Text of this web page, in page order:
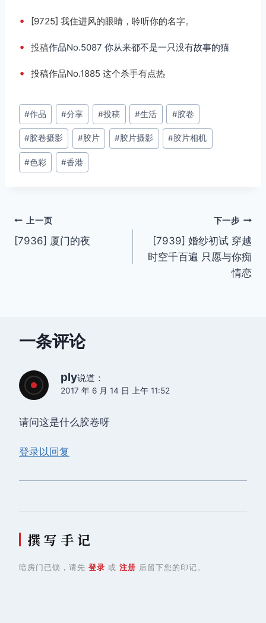
• [9725] 我住进风的眼睛，聆听你的名字。
• 投稿作品No.5087 你从来都不是一只没有故事的猫
• 投稿作品No.1885 这个杀手有点热
文
章
标
签：
#作品 #分享 #投稿 #生活 #胶卷
#胶卷摄影 #胶片 #胶片摄影 #胶片相机
#色彩 #香港
文
章
上一页
[7936] 厦门的夜
下一步
[7939] 婚纱初试 穿越
时空千百遍 只愿与你痴
情恋
一条评论
ply说道：
2017 年 6 月 14 日 上午 11:52
请问这是什么胶卷呀
登录以回复
撰 写 手 记
暗房门已锁，请先 登录 或 注册 后留下您的印记。